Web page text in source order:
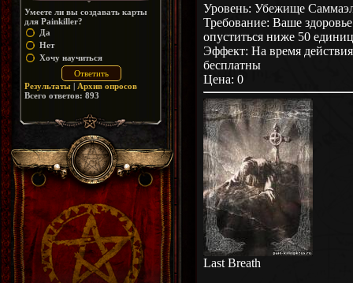
Умеете ли вы создавать карты
для Painkiller?
Да
Нет
Хочу научиться
Результаты | Архив опросов
Всего ответов: 893
Уровень: Убежище
Требование: Ваше
опуститься ниже 50 единиц
Эффект: На время
бесплатны
Цена: 0
Last Breath